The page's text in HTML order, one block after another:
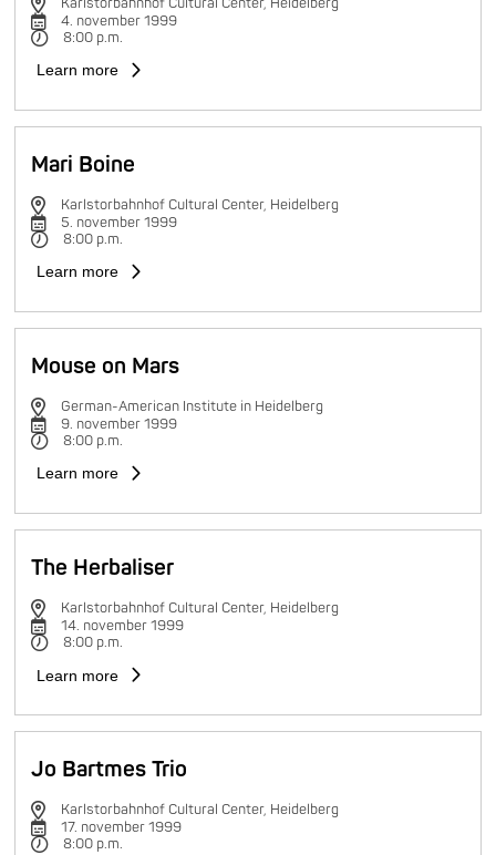
4. november 1999
8:00 p.m.
Learn more
Mari Boine
Karlstorbahnhof Cultural Center, Heidelberg
5. november 1999
8:00 p.m.
Learn more
Mouse on Mars
German-American Institute in Heidelberg
9. november 1999
8:00 p.m.
Learn more
The Herbaliser
Karlstorbahnhof Cultural Center, Heidelberg
14. november 1999
8:00 p.m.
Learn more
Jo Bartmes Trio
Karlstorbahnhof Cultural Center, Heidelberg
17. november 1999
8:00 p.m.